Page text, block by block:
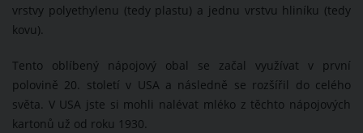
vrstvy polyethylenu (tedy plastu) a jednu vrstvu hliníku (tedy
kovu).
Tento oblíbený nápojový obal se začal využívat v první
polovině 20. století v USA a následně se rozšířil do celého
světa. V USA jste si mohli nalévat mléko z těchto nápojových
kartonů už od roku 1930.